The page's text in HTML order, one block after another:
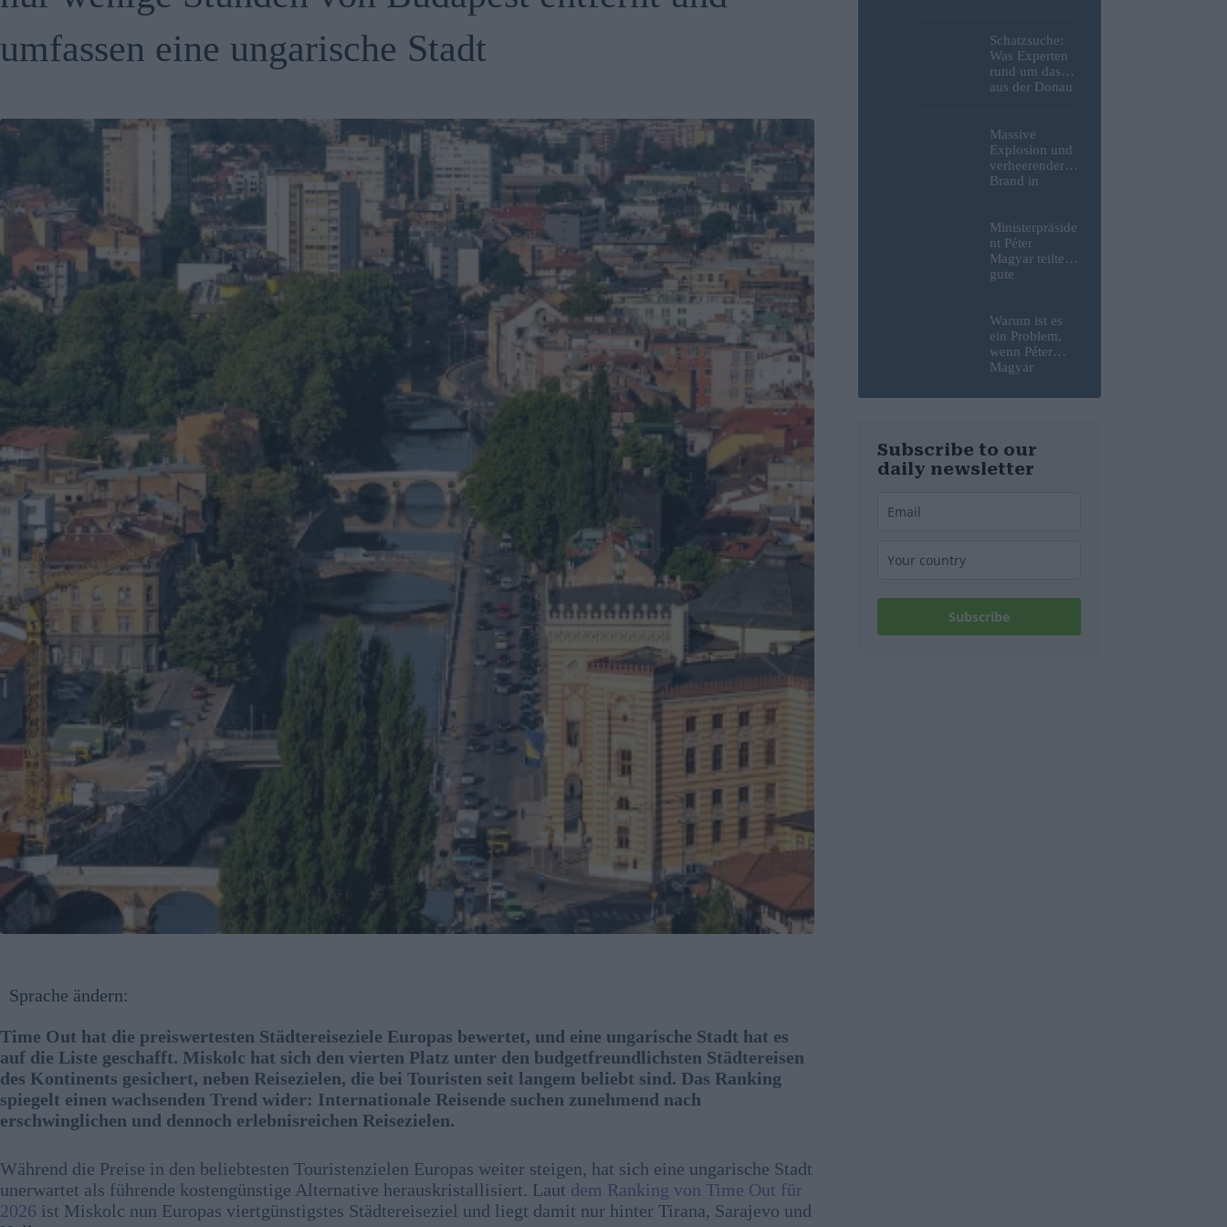
umfassen eine ungarische Stadt
Sprache ändern:
Time Out hat die preiswertesten Städtereiseziele Europas bewertet, und eine ungarische Stadt hat es
auf die Liste geschafft. Miskolc hat sich den vierten Platz unter den budgetfreundlichsten Städtereisen
des Kontinents gesichert, neben Reisezielen, die bei Touristen seit langem beliebt sind. Das Ranking
spiegelt einen wachsenden Trend wider: Internationale Reisende suchen zunehmend nach
erschwinglichen und dennoch erlebnisreichen Reisezielen.
Während die Preise in den beliebtesten Touristenzielen Europas weiter steigen, hat sich eine ungarische Stadt
unerwartet als führende kostengünstige Alternative herauskristallisiert. Laut dem Ranking von Time Out für
2026 ist Miskolc nun Europas viertgünstigstes Städtereiseziel und liegt damit nur hinter Tirana, Sarajevo und
Überreste und
Sprengstoff aus
der Donau in
Budapest
Schatzsuche:
Was Experten
rund um das
aus der Donau
deutsche
Motorrad
gefunden
haben – Fotos
Massive
Explosion und
verheerender
Brand in
MOL-
Raffinerie:
Werden die
Kraftstoffpreise
Ministerpräside
nt Péter
Magyar teilte
gute
freiwilliger
Verbrauchsred
uzierungen
mit, da erneut
gebrochen
Warum ist es
ein Problem,
wenn Péter
Magyar
wer die
rechtlichen
Medien leiten
darf?
Subscribe to our
daily newsletter
Subscribe